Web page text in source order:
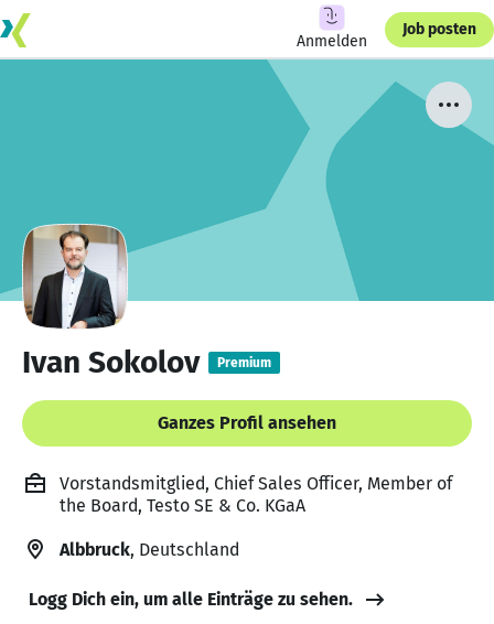
Anmelden
Job posten
Ivan Sokolov Premium
Ganzes Profil ansehen
Vorstandsmitglied, Chief Sales Officer, Member of
the Board, Testo SE & Co. KGaA
Albbruck, Deutschland
Logg Dich ein, um alle Einträge zu sehen.